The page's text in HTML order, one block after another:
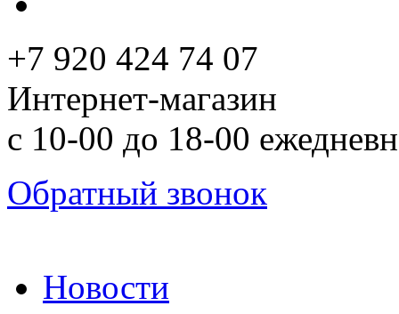
+7 920 424 74 07
Интернет-магазин
с 10-00 до 18-00
Обратный звонок
Новости